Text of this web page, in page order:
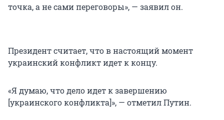
точка, а не сами переговоры», — заявил он.
Президент считает, что в настоящий момент
украинский конфликт идет к концу.
«Я думаю, что дело идет к завершению
[украинского конфликта]», — отметил Путин.